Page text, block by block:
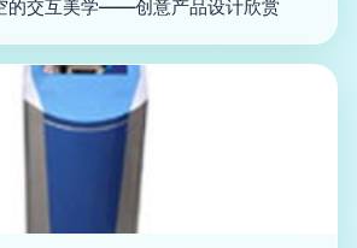
的交互美学——创意产品设计欣赏